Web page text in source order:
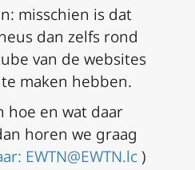
misschien is dat
dan zelfs rond
van de websites
maken hebben.
hoe en wat daar
horen we graag
EWTN@EWTN.lc)